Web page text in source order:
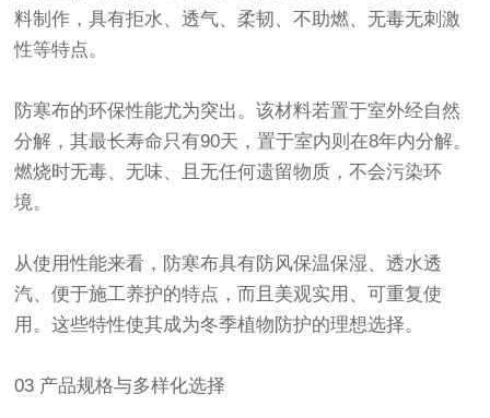
料制作，具有拒水、透气、柔韧、不助燃、无毒无刺激
性等特点。
防寒布的环保性能尤为突出。该材料若置于室外经自然
分解，其最长寿命只有90天，置于室内则在8年内分解。
燃烧时无毒、无味、且无任何遗留物质，不会污染环
境。
从使用性能来看， 防寒布具有防风保温保湿、透水透
汽、便于施工养护的特点，而且美观实用、可重复使
用。这些特性使其成为冬季植物防护的理想选择。
03 产品规格与多样化选择